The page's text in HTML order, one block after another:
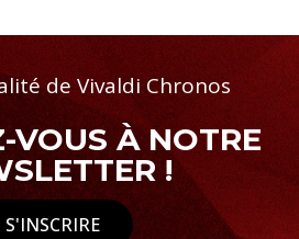
de Vivaldi Chronos
VOUS À NOTRE
!
S'INSCRIRE